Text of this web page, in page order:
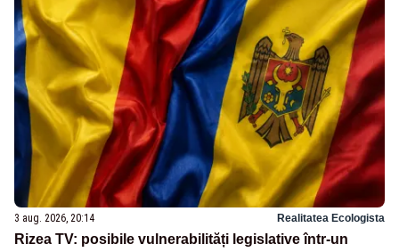
3 aug. 2026, 20:14 Realitatea Ecologista
Rizea TV: posibile vulnerabilități legislative într-un